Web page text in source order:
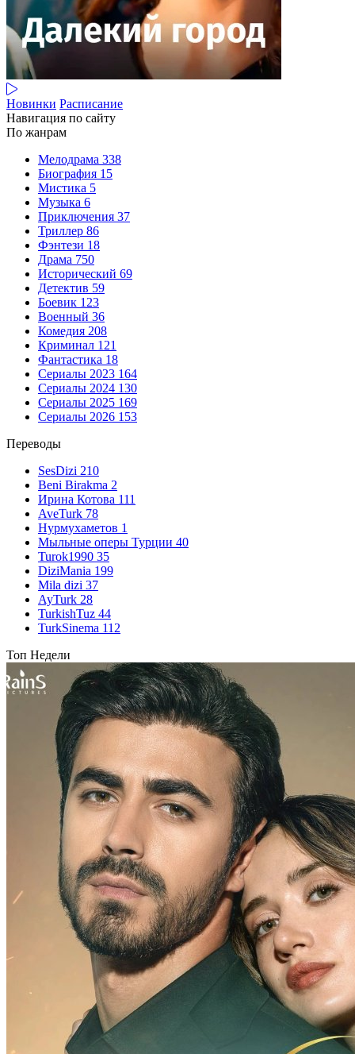
Новинки Расписание
Навигация по сайту
По жанрам
Мелодрама 338
Биография 15
Мистика 5
Музыка 6
Приключения 37
Триллер 86
Фэнтези 18
Драма 750
Исторический 69
Детектив 59
Боевик 123
Военный 36
Комедия 208
Криминал 121
Фантастика 18
Сериалы 2023 164
Сериалы 2024 130
Сериалы 2025 169
Сериалы 2026 153
Переводы
SesDizi 210
Beni Birakma 2
Ирина Котова 111
AveTurk 78
Нурмухаметов 1
Мыльные оперы Турции 40
Turok1990 35
DiziMania 199
Mila dizi 37
AyTurk 28
TurkishTuz 44
TurkSinema 112
Топ Недели